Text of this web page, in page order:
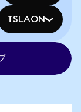
TSLAON